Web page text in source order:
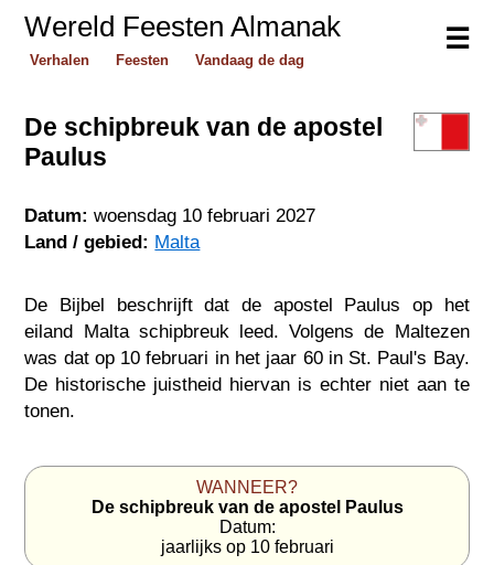
☰
Wereld Feesten Almanak
Verhalen Feesten Vandaag de dag
De schipbreuk van de apostel
Paulus
Datum: woensdag 10 februari 2027
Land / gebied: Malta
De Bijbel beschrijft dat de apostel Paulus op het
eiland Malta schipbreuk leed. Volgens de Maltezen
was dat op 10 februari in het jaar 60 in St. Paul's Bay.
De historische juistheid hiervan is echter niet aan te
tonen.
WANNEER?
De schipbreuk van de apostel Paulus
Datum:
jaarlijks op 10 februari